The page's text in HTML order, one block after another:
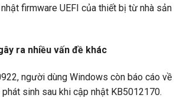
firmware UEFI của thiết bị từ nhà sản
ra nhiều vấn đề khác
người dùng Windows còn báo cáo về
sinh sau khi cập nhật KB5012170.